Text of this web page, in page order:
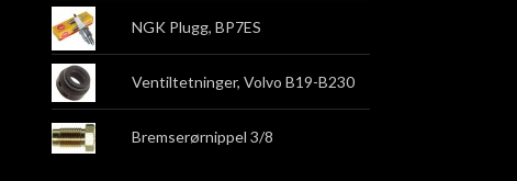
NGK Plugg, BP7ES
Ventiltetninger, Volvo B19-B230
Bremserørnippel 3/8